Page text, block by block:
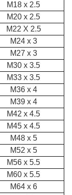
M18 x 2.5
M20 x 2.5
M22 X 2.5
M24 x 3
M27 x 3
M30 x 3.5
M33 x 3.5
M36 x 4
M39 x 4
M42 x 4.5
M45 x 4.5
M48 x 5
M52 x 5
M56 x 5.5
M60 x 5.5
M64 x 6